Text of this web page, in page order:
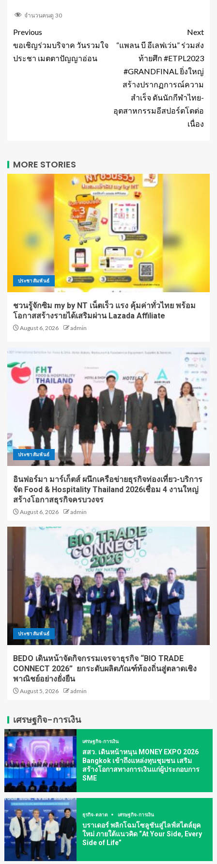
จำนวนคนดู 30
Previous
ขอเชิญร่วมบริจาค วันรวมใจ
ประชา เมตตาปัญญาอ่อน
Next
“แพลน บี อีเลฟเว่น” ร่วมส่ง
ท้ายศึก #ETPL2023
#GRANDFINAL ยิ่งใหญ่
สร้างปรากฏการณ์ความ
สำเร็จ ดันนักกีฬาไทย-
อุตสาหกรรมอีสปอร์ตโตต่อ
เนื่อง
MORE STORIES
ประชาสัมพันธ์
ชวนรู้จักซิม my by NT เน็ตเร็ว แรง คุ้มค่าทั่วไทย พร้อม
โอกาสสร้างรายได้เสริมผ่าน Lazada Affiliate
August 6, 2026 admin
ประชาสัมพันธ์
อินฟอร์มา มาร์เก็ตส์ ผนึกเครือข่ายธุรกิจท่องเที่ยว-บริการ
จัด Food & Hospitality Thailand 2026เชื่อม 4 งานใหญ่
สร้างโอกาสธุรกิจครบวงจร
August 6, 2026 admin
ประชาสัมพันธ์
BEDO เดินหน้าจัดกิจกรรมเจรจาธุรกิจ “BIO TRADE
CONNECT 2026” ยกระดับผลิตภัณฑ์ท้องถิ่นสู่ตลาดเชิง
พาณิชย์อย่างยั่งยืน
August 5, 2026 admin
เศรษฐกิจ-การเงิน
เศรษฐกิจ-การเงิน
สสว. เดินหน้าหนุน MONEY EXPO 2026
Bangkok เข้าถึงแหล่งทุนชุมชน เสริม
สร้างโอกาสทางการเงินแก่ผู้ประกอบการ
SME
ธุรกิจ-ตลาด เศรษฐกิจ-การเงิน
บราเดอร์ พลิกโฉมโซลูชันสู่ไลฟ์สไตล์ยุค
ใหม่ ภายใต้แนวคิด “At Your Side, Every
Side of Life”